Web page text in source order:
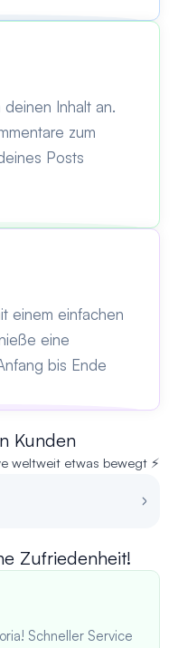
Inhalt an.
zum
Posts
einem einfachen
eine
bis Ende
Kunden
weltweit etwas bewegt ⚡
Zufriedenheit!
Schneller Service